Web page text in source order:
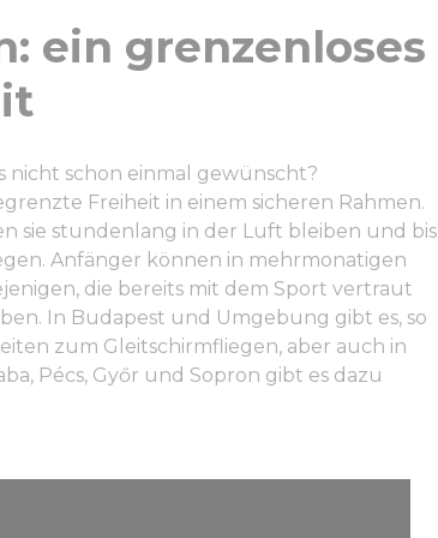
ein grenzenloses
nicht schon einmal gewünscht?
Freiheit in einem sicheren Rahmen.
sie stundenlang in der Luft bleiben und bis
Anfänger können in mehrmonatigen
die bereits mit dem Sport vertraut
In Budapest und Umgebung gibt es, so
zum Gleitschirmfliegen, aber auch in
Pécs, Győr und Sopron gibt es dazu